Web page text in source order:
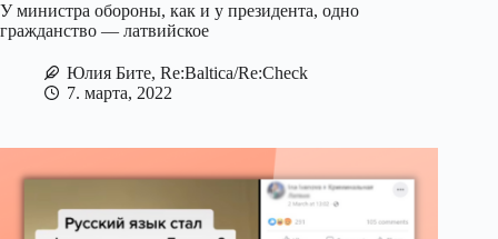
У министра обороны, как и у президента, одно
гражданство — латвийское
Юлия Бите, Re:Baltica/Re:Check
7. марта, 2022